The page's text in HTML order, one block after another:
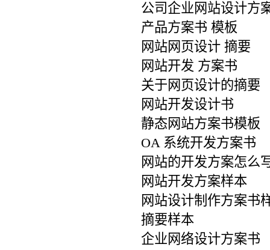
公司企业网站设计方
产品方案书 模板
网站网页设计 摘要
网站开发 方案书
关于网页设计的摘要
网站开发设计书
静态网站方案书模板
OA 系统开发方案书
网站的开发方案怎么
网站开发方案样本
网站设计制作方案书
摘要样本
企业网络设计方案书